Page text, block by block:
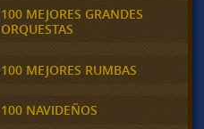
100 MEJORES GRANDES
ORQUESTAS
100 MEJORES RUMBAS
100 NAVIDEÑOS